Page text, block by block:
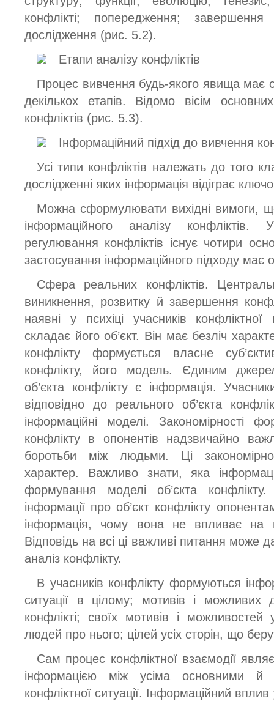
конфлікті; попередження; завершення
дослідження (рис. 5.2).
Етапи аналізу конфліктів
Процес вивчення будь-якого явища має
декількох етапів. Відомо вісім
конфліктів (рис. 5.3).
Інформаційний підхід до вивчення
Усі типи конфліктів належать до того
дослідженні яких інформація відіграє
Можна сформулювати вихідні вимоги,
інформаційного аналізу
регулювання конфліктів існує чотири
застосування інформаційного підходу має
Сфера реальних конфліктів.
виникнення, розвитку й завершення
наявні у психіці учасників
складає його об’єкт. Він має безліч
конфлікту формується власне
конфлікту, його модель. Єдиним
об’єкта конфлікту є інформація.
відповідно до реального об’єкта
інформаційні моделі. Закономірності
конфлікту в опонентів надзвичайно
боротьби між людьми. Ці
характер. Важливо знати, яка
формування моделі об’єкта конфлікту.
інформації про об’єкт конфлікту
інформація, чому вона не впливає на
Відповідь на всі ці важливі питання може
аналіз конфлікту.
В учасників конфлікту формуються
ситуації в цілому; мотивів і можливих
конфлікті; своїх мотивів і можливостей
людей про нього; цілей усіх сторін, що
Сам процес конфліктної взаємодії
інформацією між усіма основними й
конфліктної ситуації. Інформаційний